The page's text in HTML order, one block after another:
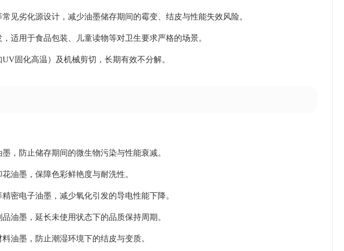
见劣化源设计，减少油墨储存期间的霉变、结皮与性能失效风险。
适用于食品包装、儿童读物等对卫生要求严格的场景。
固化高温）及机械剪切，长期有效不分解。
，防止储存期间的微生物污染与性能衰减。
油墨，保障色彩鲜艳度与耐洗性。
密电子油墨，减少氧化引发的导电性能下降。
油墨，延长未使用状态下的品质保持周期。
油墨，防止潮湿环境下的结皮与变质。